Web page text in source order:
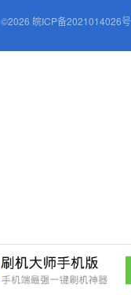
©2026 皖ICP备2021014026号